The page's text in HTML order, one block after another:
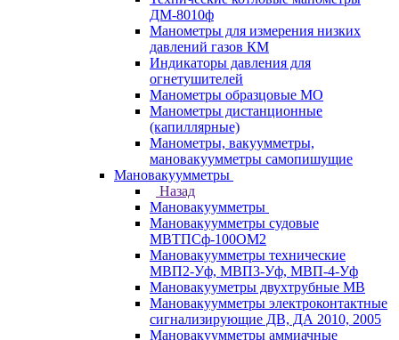
ДМ-8010ф
Манометры для измерения низких
давлений газов КМ
Индикаторы давления для
огнетушителей
Манометры образцовые МО
Манометры дистанционные
(капиллярные)
Манометры, вакуумметры,
мановакуумметры самопишущие
Мановакуумметры
Назад
Мановакуумметры
Мановакуумметры судовые
МВТПСф-100ОМ2
Мановакуумметры технические
МВП2-Уф, МВП3-Уф, МВП-4-Уф
Мановакууметры двухтрубные МВ
Мановакуумметры электроконтактные
сигнализирующие ДВ, ДА 2010, 2005
Мановакуумметры аммиачные